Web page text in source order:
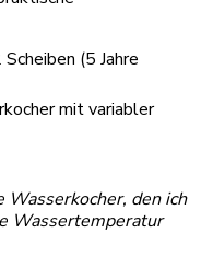
(5 Jahre
mit variabler
Wasserkocher, den ich
Wassertemperatur